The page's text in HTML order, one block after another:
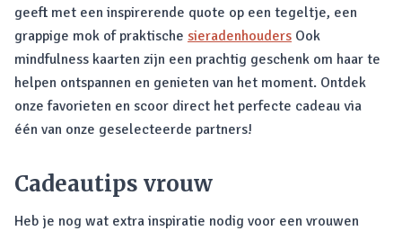
geeft met een inspirerende quote op een tegeltje, een
grappige mok of praktische sieradenhouders Ook
mindfulness kaarten zijn een prachtig geschenk om haar te
helpen ontspannen en genieten van het moment. Ontdek
onze favorieten en scoor direct het perfecte cadeau via
één van onze geselecteerde partners!
Cadeautips vrouw
Heb je nog wat extra inspiratie nodig voor een vrouwen